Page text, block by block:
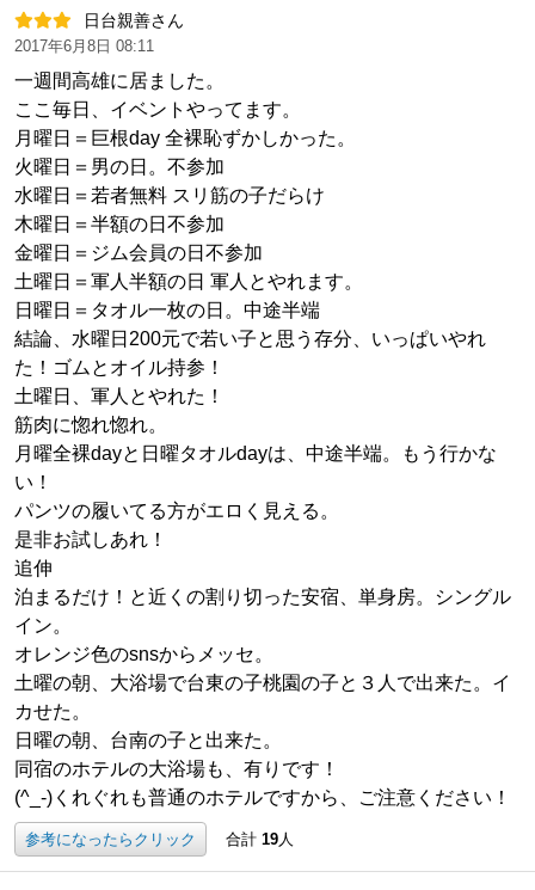
日台親善さん
2017年6月8日 08:11
一週間高雄に居ました。
ここ毎日、イベントやってます。
月曜日＝巨根day 全裸恥ずかしかった。
火曜日＝男の日。不参加
水曜日＝若者無料 スリ筋の子だらけ
木曜日＝半額の日不参加
金曜日＝ジム会員の日不参加
土曜日＝軍人半額の日 軍人とやれます。
日曜日＝タオル一枚の日。中途半端
結論、水曜日200元で若い子と思う存分、いっぱいやれ
た！ゴムとオイル持参！
土曜日、軍人とやれた！
筋肉に惚れ惚れ。
月曜全裸dayと日曜タオルdayは、中途半端。もう行かな
い！
パンツの履いてる方がエロく見える。
是非お試しあれ！
追伸
泊まるだけ！と近くの割り切った安宿、単身房。シングル
イン。
オレンジ色のsnsからメッセ。
土曜の朝、大浴場で台東の子桃園の子と３人で出来た。イ
カせた。
日曜の朝、台南の子と出来た。
同宿のホテルの大浴場も、有りです！
(^_-)くれぐれも普通のホテルですから、ご注意ください！
参考になったらクリック 合計 19人